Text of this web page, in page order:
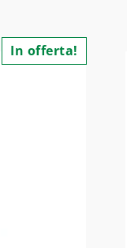
In offerta!